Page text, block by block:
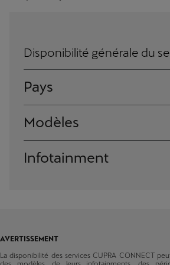
Disponibilité générale du
Pays
Autriche
Suisse
Modèles
From production 34/2020
From production 48/2020
Infotainment
AVERTISSEMENT
La disponibilité des services CUPRA CONNECT